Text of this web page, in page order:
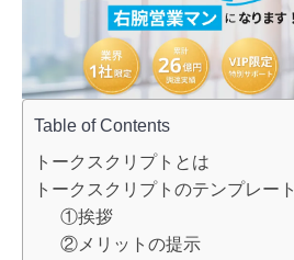
Table of Contents
トークスクリプトとは
トークスクリプトのテンプレート
①挨拶
②メリットの提示